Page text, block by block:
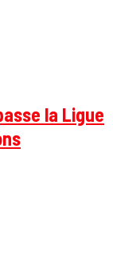
la Ligue